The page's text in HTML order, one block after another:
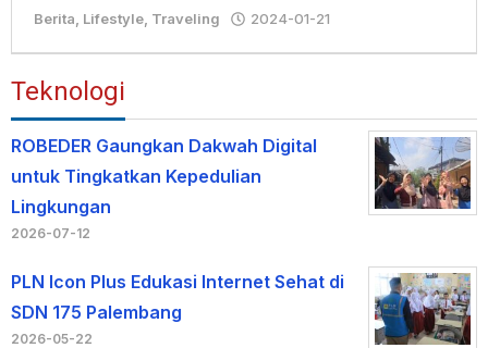
Berita Lifestyle Traveling 2024-01-21
Teknologi
ROBEDER Gaungkan Dakwah Digital
untuk Tingkatkan Kepedulian
Lingkungan
2026-07-12
PLN Icon Plus Edukasi Internet Sehat di
SDN 175 Palembang
2026-05-22